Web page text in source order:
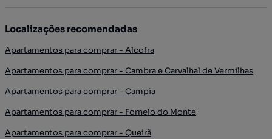
Localizações recomendadas
Apartamentos para comprar - Alcofra
Apartamentos para comprar - Cambra e Carvalhal de Vermilhas
Apartamentos para comprar - Campia
Apartamentos para comprar - Fornelo do Monte
Apartamentos para comprar - Queirã